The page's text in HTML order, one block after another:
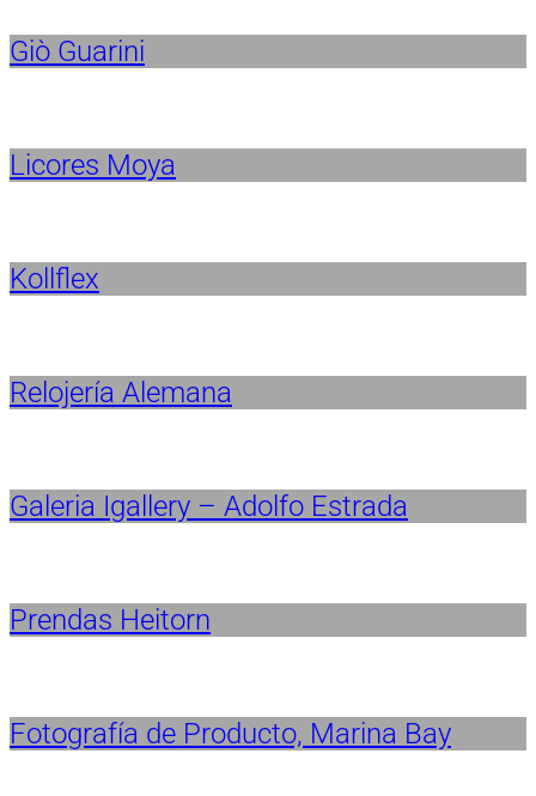
Giò Guarini
Licores Moya
Kollflex
Relojería Alemana
Galeria Igallery – Adolfo Estrada
Prendas Heitorn
Fotografía de Producto, Marina Bay